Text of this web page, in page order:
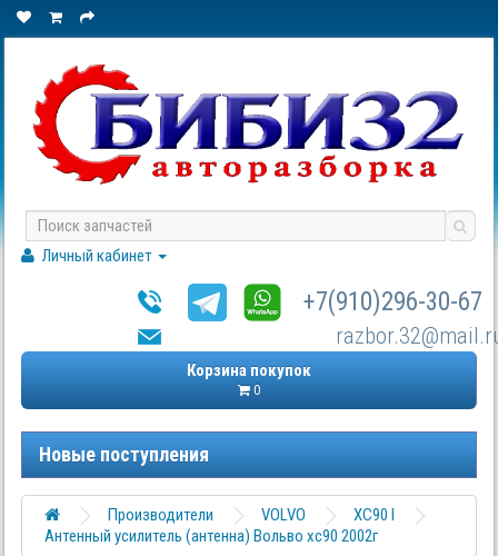
Личный кабинет
+7(910)296-30-67
Корзина покупок
0
Новые поступления
Производители VOLVO
XC90 I
Антенный усилитель (антенна) Вольво хс90 2002г